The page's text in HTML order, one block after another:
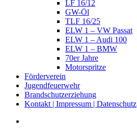
LF 16/12
GW-Öl
TLF 16/25
ELW 1 – VW Passat
ELW 1 – Audi 100
ELW 1 – BMW
70er Jahre
Motorspritze
Förderverein
Jugendfeuerwehr
Brandschutzerziehung
Kontakt | Impressum | Datenschutz